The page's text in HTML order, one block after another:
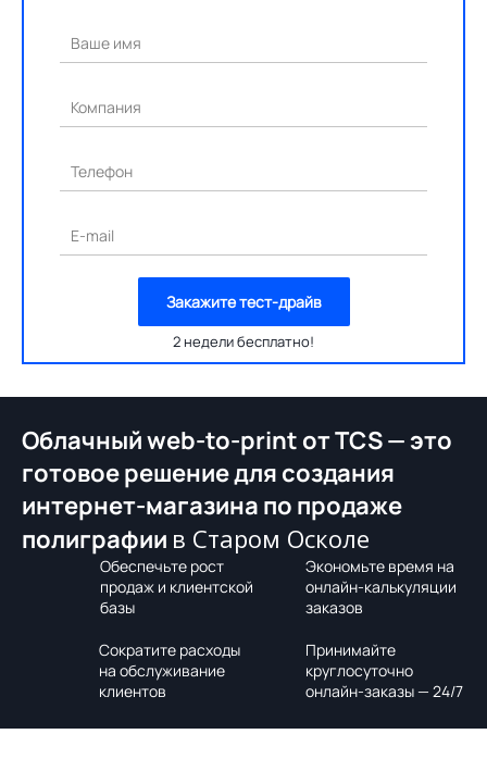
Ваше имя
Компания
Телефон
E-mail
Закажите тест-драйв
2 недели бесплатно!
Облачный web-to-print от TCS — это
готовое решение для создания
интернет-магазина по продаже
полиграфии в Старом Осколе
Обеспечьте рост
продаж и клиентской
базы
Экономьте время на
онлайн-калькуляции
заказов
Сократите расходы
на обслуживание
клиентов
Принимайте
круглосуточно
онлайн-заказы — 24/7